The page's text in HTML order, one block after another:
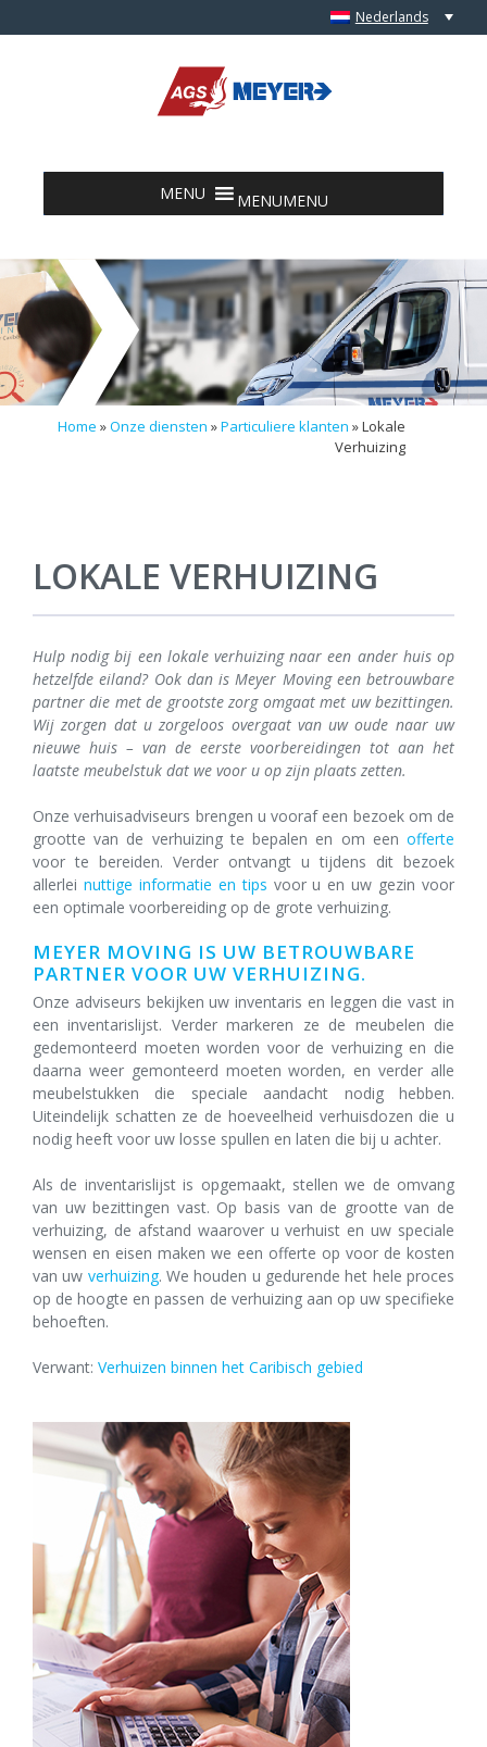
Nederlands
MENUMENU
Home »Onze diensten »Particuliere klanten »Lokale
Verhuizing
LOKALE VERHUIZING
Hulp nodig bij een lokale verhuizing naar een ander huis op
hetzelfde eiland? Ook dan is Meyer Moving een betrouwbare
partner die met de grootste zorg omgaat met uw bezittingen.
Wij zorgen dat u zorgeloos overgaat van uw oude naar uw
nieuwe huis – van de eerste voorbereidingen tot aan het
laatste meubelstuk dat we voor u op zijn plaats zetten.
Onze verhuisadviseurs brengen u vooraf een bezoek om de
grootte van de verhuizing te bepalen en om een offerte
voor te bereiden. Verder ontvangt u tijdens dit bezoek
allerlei nuttige informatie en tips voor u en uw gezin voor
een optimale voorbereiding op de grote verhuizing.
MEYER MOVING IS UW BETROUWBARE
PARTNER VOOR UW VERHUIZING.
Onze adviseurs bekijken uw inventaris en leggen die vast in
een inventarislijst. Verder markeren ze de meubelen die
gedemonteerd moeten worden voor de verhuizing en die
daarna weer gemonteerd moeten worden, en verder alle
meubelstukken die speciale aandacht nodig hebben.
Uiteindelijk schatten ze de hoeveelheid verhuisdozen die u
nodig heeft voor uw losse spullen en laten die bij u achter.
Als de inventarislijst is opgemaakt, stellen we de omvang
van uw bezittingen vast. Op basis van de grootte van de
verhuizing, de afstand waarover u verhuist en uw speciale
wensen en eisen maken we een offerte op voor de kosten
van uw verhuizing. We houden u gedurende het hele proces
op de hoogte en passen de verhuizing aan op uw specifieke
behoeften.
Verwant: Verhuizen binnen het Caribisch gebied